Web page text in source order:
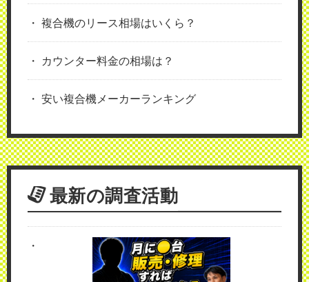
複合機のリース相場はいくら？
カウンター料金の相場は？
安い複合機メーカーランキング
最新の調査活動